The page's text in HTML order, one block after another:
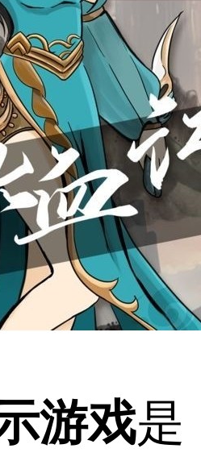
游戏是